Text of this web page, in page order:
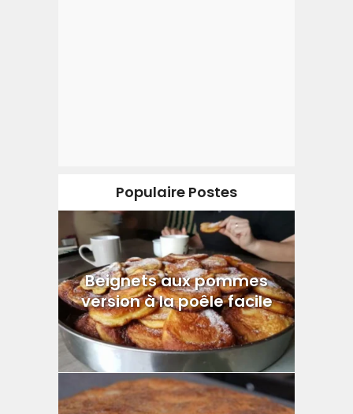
Populaire Postes
Beignets aux pommes
version à la poêle facile